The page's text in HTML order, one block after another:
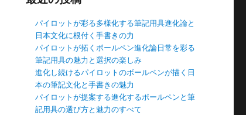
パイロットが彩る多様化する筆記用具進化論と
日本文化に根付く手書きの力
パイロットが拓くボールペン進化論日常を彩る
筆記用具の魅力と選択の楽しみ
進化し続けるパイロットのボールペンが描く日
本の筆記文化と手書きの魅力
パイロットが提案する進化するボールペンと筆
記用具の選び方と魅力のすべて